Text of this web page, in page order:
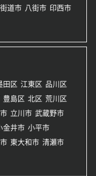
道市 八街市 印西市
田区 江東区 品川区
豊島区 北区 荒川区
立川市 武蔵野市
金井市 小平市
東大和市 清瀬市